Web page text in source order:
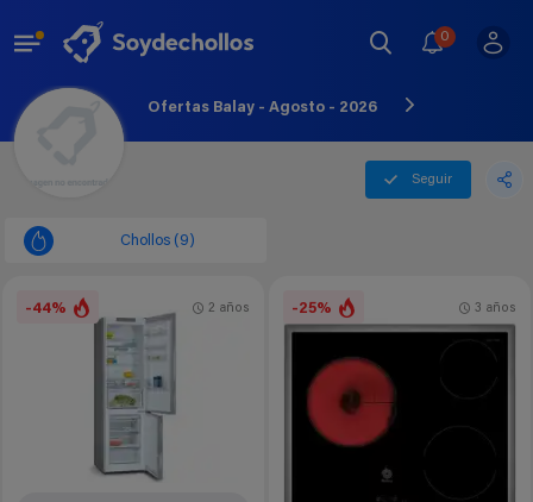
0
Ofertas Balay - Agosto - 2026
Seguir
Chollos (9)
-44% 2 años -25% 3 años